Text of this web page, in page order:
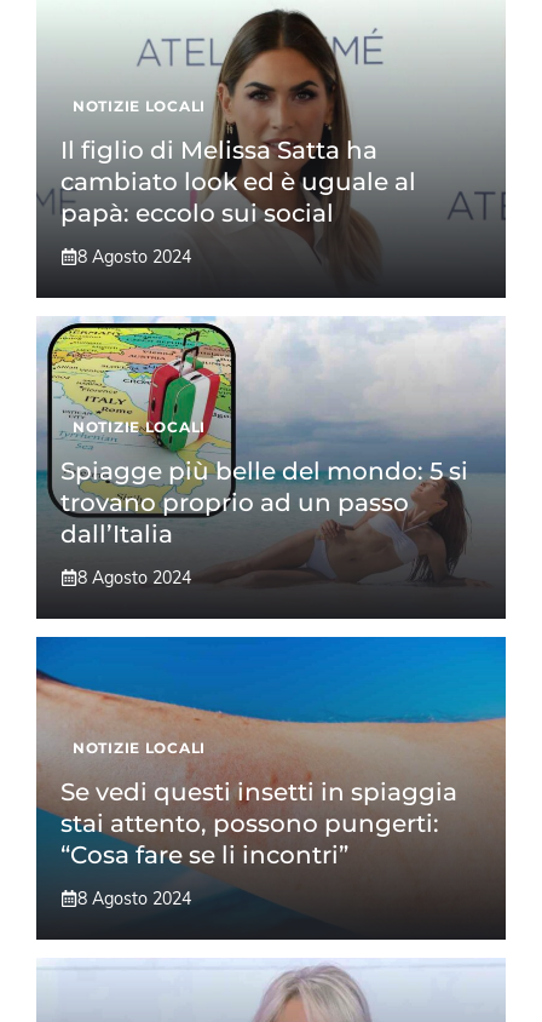
NOTIZIE LOCALI
Il figlio di Melissa Satta ha
cambiato look ed è uguale al
papà: eccolo sui social
8 Agosto 2024
NOTIZIE LOCALI
Spiagge più belle del mondo: 5 si
trovano proprio ad un passo
dall’Italia
8 Agosto 2024
NOTIZIE LOCALI
Se vedi questi insetti in spiaggia
stai attento, possono pungerti:
“Cosa fare se li incontri”
8 Agosto 2024